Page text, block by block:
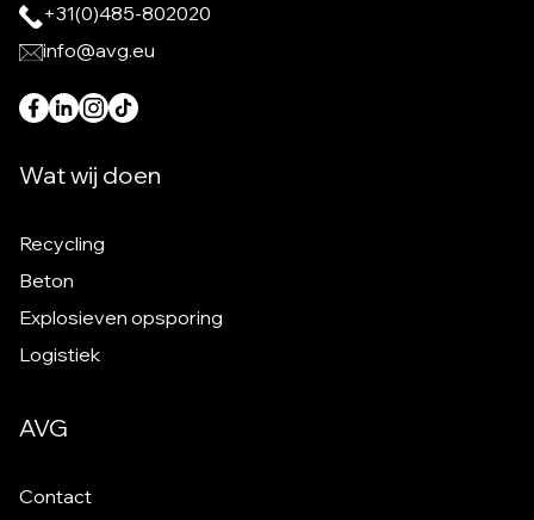
+31(0)485-802020
info@avg.eu
Wat wij doen
Recycling
Beton
Explosieven opsporing
Logistiek
AVG
Contact